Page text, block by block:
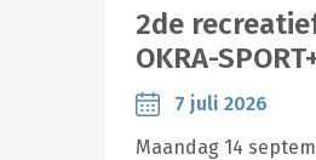
2de
OKRA-
7 juli 2026
Maandag 14